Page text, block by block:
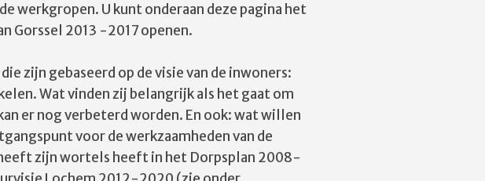
werkgropen. U kunt onderaan deze pagina het
Gorssel 2013 -2017 openen.
zijn gebaseerd op de visie van de inwoners:
Wat vinden zij belangrijk als het gaat om
er nog verbeterd worden. En ook: wat willen
voor de werkzaamheden van de
zijn wortels heeft in het Dorpsplan 2008-